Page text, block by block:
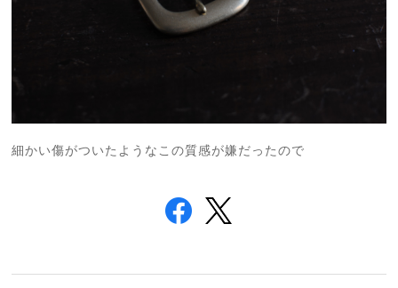
細かい傷がついたようなこの質感が嫌だったので